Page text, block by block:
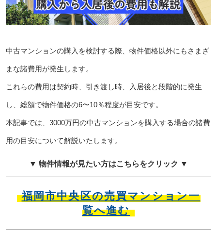
中古マンションの購入を検討する際、物件価格以外にもさまざ
まな諸費用が発生します。
これらの費用は契約時、引き渡し時、入居後と段階的に発生
し、総額で物件価格の6〜10％程度が目安です。
本記事では、3000万円の中古マンションを購入する場合の諸費
用の目安について解説いたします。
▼ 物件情報が見たい方はこちらをクリック ▼
福岡市中央区の売買マンション一
覧へ進む